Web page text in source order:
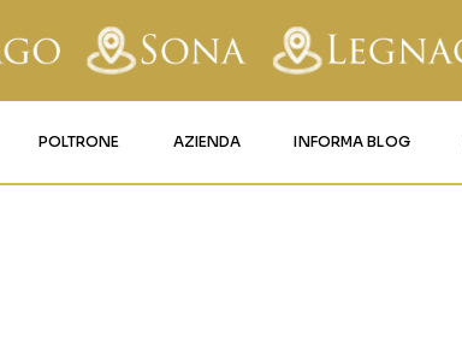
POLTRONE AZIENDA INFORMA BLOG